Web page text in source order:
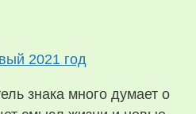
знака много думает о